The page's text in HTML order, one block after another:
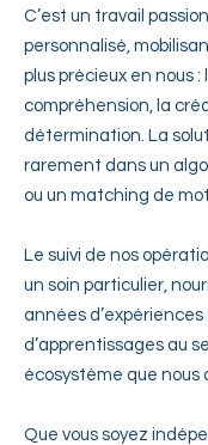
C’est un travail
personnalisé,
plus précieux en nous :
compréhension, la
détermination. La
rarement dans un
ou un matching de
Le suivi de nos
un soin particulier,
années d’expériences
d’apprentissages au
écosystème que nous
Que vous soyez